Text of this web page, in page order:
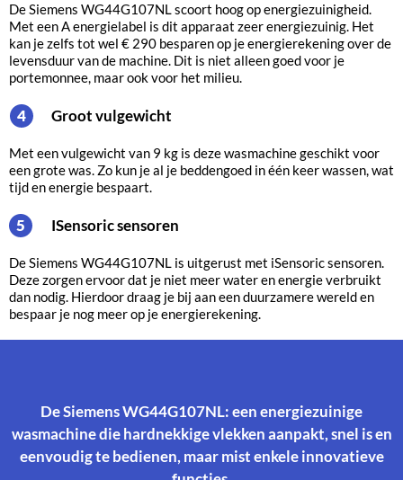
De Siemens WG44G107NL scoort hoog op energiezuinigheid.
Met een A energielabel is dit apparaat zeer energiezuinig. Het
kan je zelfs tot wel € 290 besparen op je energierekening over de
levensduur van de machine. Dit is niet alleen goed voor je
portemonnee, maar ook voor het milieu.
4 Groot vulgewicht
Met een vulgewicht van 9 kg is deze wasmachine geschikt voor
een grote was. Zo kun je al je beddengoed in één keer wassen, wat
tijd en energie bespaart.
5 iSensoric sensoren
De Siemens WG44G107NL is uitgerust met iSensoric sensoren.
Deze zorgen ervoor dat je niet meer water en energie verbruikt
dan nodig. Hierdoor draag je bij aan een duurzamere wereld en
bespaar je nog meer op je energierekening.
De Siemens WG44G107NL: een energiezuinige
wasmachine die hardnekkige vlekken aanpakt, snel is en
eenvoudig te bedienen, maar mist enkele innovatieve